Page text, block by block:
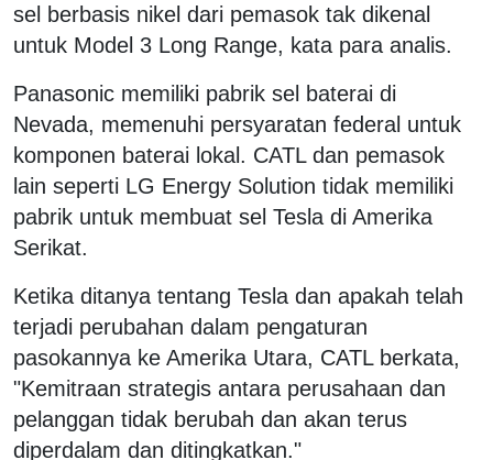
sel berbasis nikel dari pemasok tak dikenal
untuk Model 3 Long Range, kata para analis.
Panasonic memiliki pabrik sel baterai di
Nevada, memenuhi persyaratan federal untuk
komponen baterai lokal. CATL dan pemasok
lain seperti LG Energy Solution tidak memiliki
pabrik untuk membuat sel Tesla di Amerika
Serikat.
Ketika ditanya tentang Tesla dan apakah telah
terjadi perubahan dalam pengaturan
pasokannya ke Amerika Utara, CATL berkata,
"Kemitraan strategis antara perusahaan dan
pelanggan tidak berubah dan akan terus
diperdalam dan ditingkatkan."